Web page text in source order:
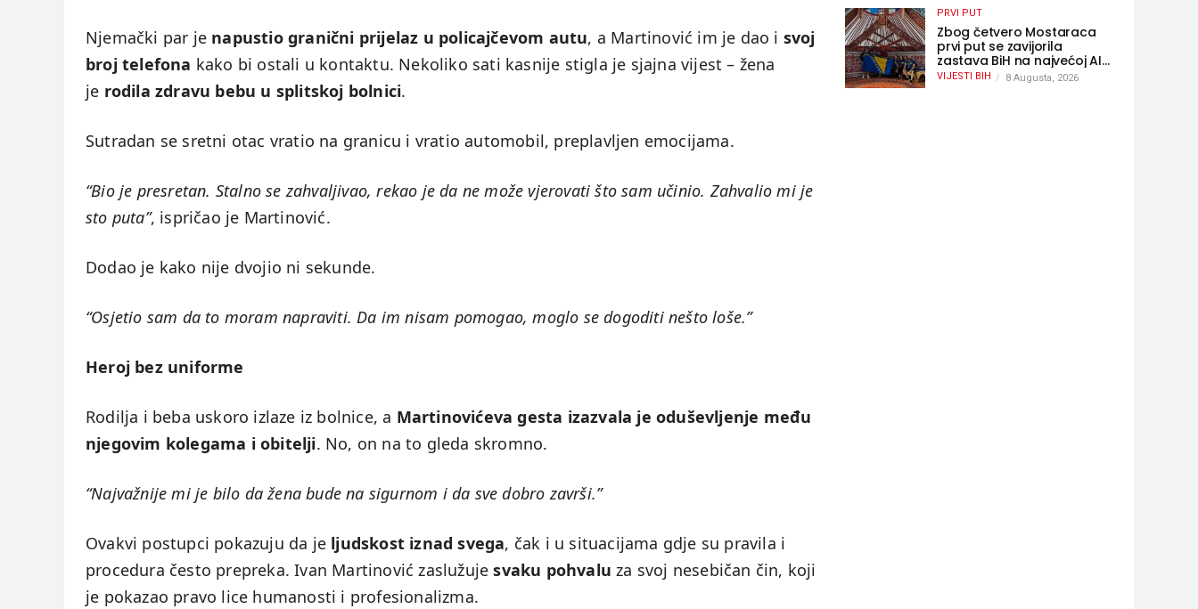
Njemački par je napustio granični prijelaz u policajčevom autu, a Martinović im je dao i svoj
broj telefona kako bi ostali u kontaktu. Nekoliko sati kasnije stigla je sjajna vijest – žena
je rodila zdravu bebu u splitskoj bolnici.
Sutradan se sretni otac vratio na granicu i vratio automobil, preplavljen emocijama.
“Bio je presretan. Stalno se zahvaljivao, rekao je da ne može vjerovati što sam učinio. Zahvalio mi je
sto puta”, ispričao je Martinović.
Dodao je kako nije dvojio ni sekunde.
“Osjetio sam da to moram napraviti. Da im nisam pomogao, moglo se dogoditi nešto loše.”
Heroj bez uniforme
Rodilja i beba uskoro izlaze iz bolnice, a Martinovićeva gesta izazvala je oduševljenje među
njegovim kolegama i obitelji. No, on na to gleda skromno.
“Najvažnije mi je bilo da žena bude na sigurnom i da sve dobro završi.”
Ovakvi postupci pokazuju da je ljudskost iznad svega, čak i u situacijama gdje su pravila i
procedura često prepreka. Ivan Martinović zaslužujesvaku pohvalu za svoj nesebičan čin, koji
je pokazao pravo lice humanosti i profesionalizma.
PRVI PUT
Zbog četvero Mostaraca
prvi put se zavijorila
zastava BiH na najvećoj AI
olimpijadi, a sada je njihov
mentor postao član
VIJESTI BIH 8 Augusta, 2026